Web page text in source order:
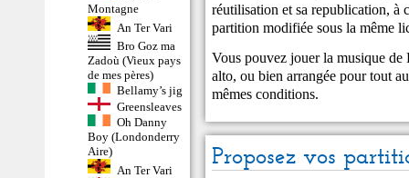
Montagne
An Ter Vari
Bro Goz ma
Zadoù (Vieux pays
de mes pères)
Bellamy’s jig
Greensleaves
Oh Danny
Boy (Londonderry
Aire)
An Ter Vari
réutilisation et sa republication, à
partition modifiée sous la même
Vous pouvez jouer la musique
alto, ou bien arrangée pour tout
mêmes conditions.
Proposez vos